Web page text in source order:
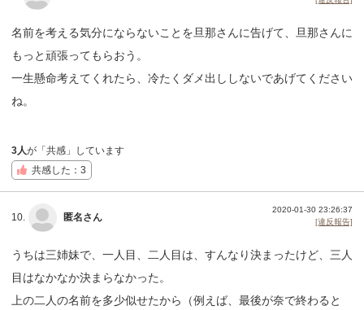
名前を考える気分にならないことを旦那さんに告げて、旦那さんに
もっと頑張ってもらおう。
一生懸命考えてくれたら、冷たくダメ出ししないであげてください
ね。
3人が「共感」しています
共感した：3
10. 匿名さん
2020-01-30 23:26:37
[違反報告]
うちは三姉妹で、一人目、二人目は、すんなり決まったけど、三人
目はなかなか決まらなかった。
上の二人の名前を多少似せたから（例えば、最後が奈で終わると